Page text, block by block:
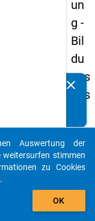
un
g -
Bil
du
ngs
aus
der
(in
ne
Details
clear
auto_stories
add_shopping_cart
Auswertung der
weitersurfen stimmen
zu Cookies
.
OK